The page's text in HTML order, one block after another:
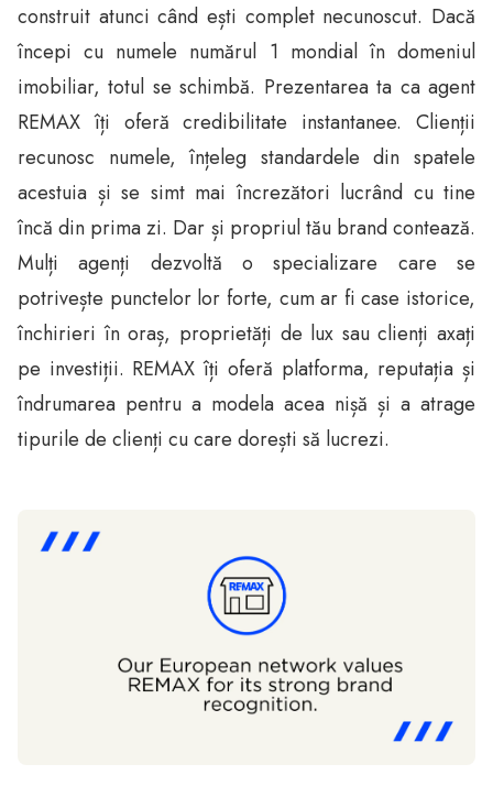
construit atunci când ești complet necunoscut. Dacă
începi cu numele numărul 1 mondial în domeniul
imobiliar, totul se schimbă. Prezentarea ta ca agent
REMAX îți oferă credibilitate instantanee. Clienții
recunosc numele, înțeleg standardele din spatele
acestuia și se simt mai încrezători lucrând cu tine
încă din prima zi. Dar și propriul tău brand contează.
Mulți agenți dezvoltă o specializare care se
potrivește punctelor lor forte, cum ar fi case istorice,
închirieri în oraș, proprietăți de lux sau clienți axați
pe investiții. REMAX îți oferă platforma, reputația și
îndrumarea pentru a modela acea nișă și a atrage
tipurile de clienți cu care dorești să lucrezi.